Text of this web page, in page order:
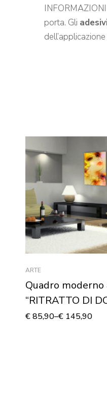
porta. Gli
ARTE
Quadro
“RITRATTO DI
FIORI”
€85,90–€ 145,90